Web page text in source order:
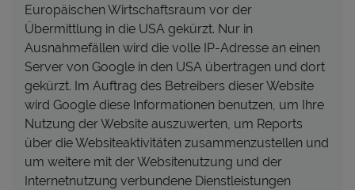
Europäischen Wirtschaftsraum vor der
Übermittlung in die USA gekürzt. Nur in
Ausnahmefällen wird die volle IP-Adresse an einen
Server von Google in den USA übertragen und dort
gekürzt. Im Auftrag des Betreibers dieser Website
wird Google diese Informationen benutzen, um Ihre
Nutzung der Website auszuwerten, um Reports
über die Websiteaktivitäten zusammenzustellen und
um weitere mit der Websitenutzung und der
Internetnutzung verbundene Dienstleistungen